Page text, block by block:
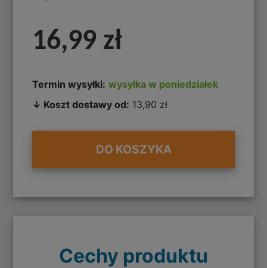
16,99 zł
Termin wysyłki: wysyłka w poniedziałek
↓ Koszt dostawy od: 13,90 zł
DO KOSZYKA
Cechy produktu